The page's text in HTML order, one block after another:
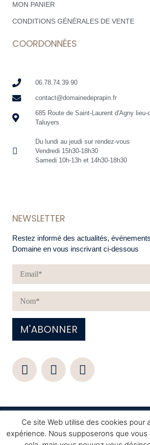
MON PANIER
CONDITIONS GÉNÉRALES DE VENTE
COORDONNÉES
06.78.74.39.90
contact@domainedeprapin.fr
685 Route de Saint-Laurent d'Agny lieu-
Taluyers
Du lundi au jeudi sur rendez-vous
Vendredi 15h30-18h30
Samedi 10h-13h et 14h30-18h30
NEWSLETTER
Restez informé des actualités,
Domaine en vous inscrivant ci-dessous
Nomadindesign – Crédit photo :Lois Nagir
Ce site Web utilise des cookies pour
expérience. Nous supposerons que vous